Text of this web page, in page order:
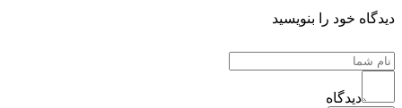
خود را بنویسید
دیدگاه